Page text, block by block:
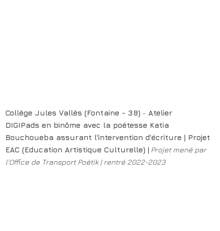
Collège Jules Vallès (Fontaine - 38) - Atelier
DIGIPadsen binôme avec la poétesse Katia
Bouchoueba assurant l'interventiond'écriture | Projet
EAC (Education Artistique Culturelle) | Projet mené par
l'Office de Transport Poétik | rentré 2022-2023